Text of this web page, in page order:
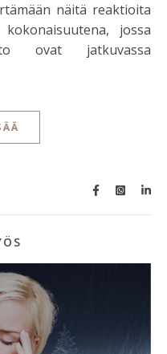
näitä reaktioita
jossa
ovat jatkuvassa